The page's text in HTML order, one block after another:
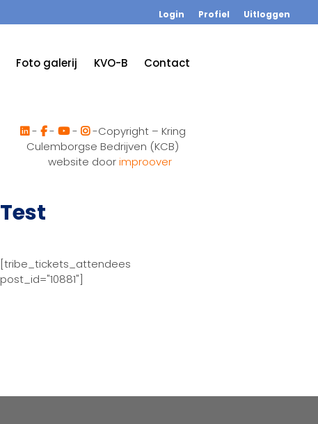
Login Profiel Uitloggen
Foto galerij KVO-B Contact
- - -
-Copyright – Kring
Culemborgse Bedrijven (KCB)
website doorimproover
Test
[tribe_tickets_attendees
post_id="10881"]